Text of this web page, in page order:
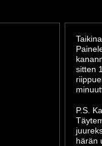
sitten
P.S.
härän